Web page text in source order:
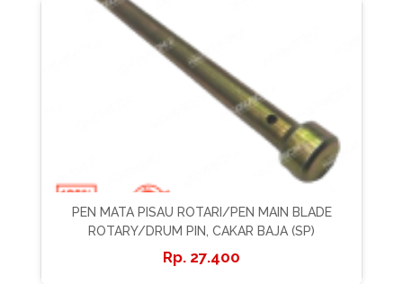
PEN MATA PISAU ROTARI/PEN MAIN BLADE
ROTARY/DRUM PIN, CAKAR BAJA (SP)
27.400